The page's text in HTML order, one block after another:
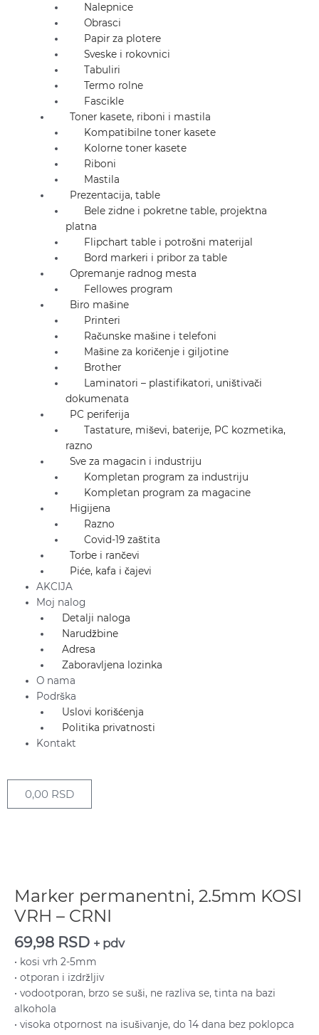
Nalepnice
Obrasci
Papir za plotere
Sveske i rokovnici
Tabuliri
Termo rolne
Fascikle
Toner kasete, riboni i mastila
Kompatibilne toner kasete
Kolorne toner kasete
Riboni
Mastila
Prezentacija, table
Bele zidne i pokretne table, projektna
platna
Flipchart table i potrošni materijal
Bord markeri i pribor za table
Opremanje radnog mesta
Fellowes program
Biro mašine
Printeri
Računske mašine i telefoni
Mašine za koričenje i giljotine
Brother
Laminatori – plastifikatori, uništivači
dokumenata
PC periferija
Tastature, miševi, baterije, PC kozmetika,
razno
Sve za magacin i industriju
Kompletan program za industriju
Kompletan program za magacine
Higijena
Razno
Covid-19 zaštita
Torbe i rančevi
Piće, kafa i čajevi
AKCIJA
Moj nalog
Detalji naloga
Narudžbine
Adresa
Zaboravljena lozinka
O nama
Podrška
Uslovi korišćenja
Politika privatnosti
Kontakt
0,00 RSDCart
Marker permanentni, 2.5mm KOSI
VRH – CRNI
69,98 RSD + pdv
• kosi vrh 2-5mm
• otporan i izdržljiv
• vodootporan, brzo se suši, ne razliva se, tinta na bazi
alkohola
• visoka otpornost na isušivanje, do 14 dana bez poklopca
2.5mm
KOSI
VRH
-
CRNI
količina